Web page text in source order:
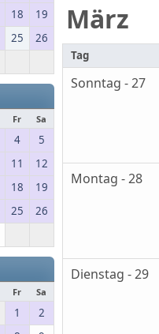
18
19
25
26
Fr Sa
4
5
11
12
18
19
25
26
Fr Sa
1
2
März
Tag
Sonntag - 27
Montag - 28
Dienstag - 29